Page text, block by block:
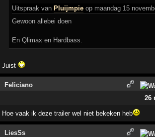
Uitspraak van Pluijmpie op maandag 15
Gewoon allebei doen
En Qlimax en Hardbass.
Juist
Feliciano
26
Hoe vaak ik deze trailer wel niet bekeken heb
LiesSs